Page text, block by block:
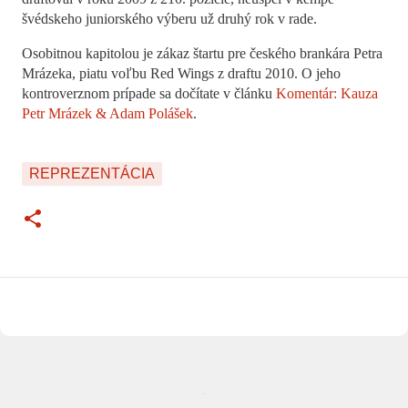
švédskeho juniorského výberu už druhý rok v rade.
Osobitnou kapitolou je zákaz štartu pre českého brankára Petra
Mrázeka, piatu voľbu Red Wings z draftu 2010. O jeho
kontroverznom prípade sa dočítate v článku Komentár: Kauza
Petr Mrázek & Adam Polášek.
REPREZENTÁCIA